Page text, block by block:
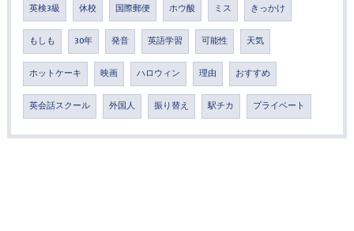
英検3級 休校 国際郵便 ホウ酸 ミス きっかけ
もしも 30年 発音 英語学習 可能性 天気
ホットケーキ 映画 ハロウィン 理由 おすすめ
英会話スクール 外国人 振り替え 駅チカ プライベート